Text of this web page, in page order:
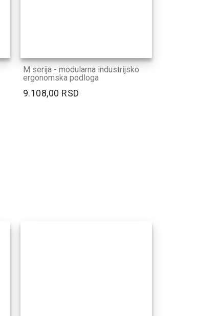
M serija - modularna industrijsko
ergonomska podloga
9.108,00 RSD